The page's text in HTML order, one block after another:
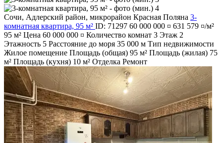
Сочи, Адлерский район, микрорайон Красная Поляна 3-
комнатная квартира, 95 м² ID: 71297 60 000 000 ¤ 631 579 ¤/м²
95 м² Цена 60 000 000 ¤ Количество комнат 3 Этаж 2
Этажность 5 Расстояние до моря 35 000 м Тип недвижимости
Жилое помещение Площадь (общая) 95 м² Площадь (жилая) 75
м² Площадь (кухня) 10 м² Отделка Ремонт